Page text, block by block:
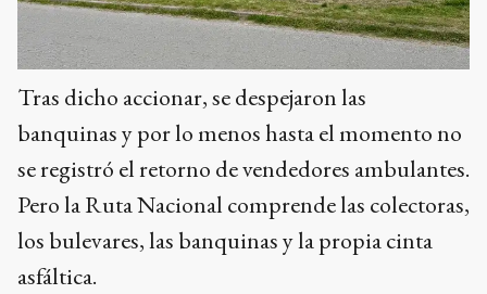
Tras dicho accionar, se despejaron las
banquinas y por lo menos hasta el momento no
se registró el retorno de vendedores ambulantes.
Pero la Ruta Nacional comprende las colectoras,
los bulevares, las banquinas y la propia cinta
asfáltica.